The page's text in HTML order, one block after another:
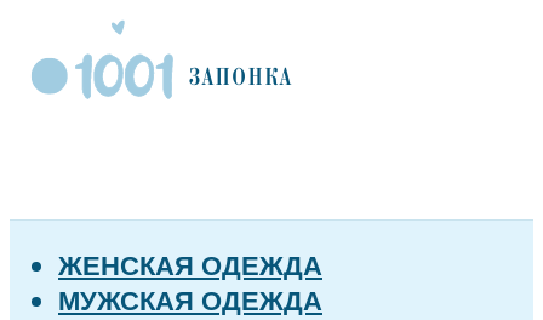
ЖЕНСКАЯ ОДЕЖДА
МУЖСКАЯ ОДЕЖДА